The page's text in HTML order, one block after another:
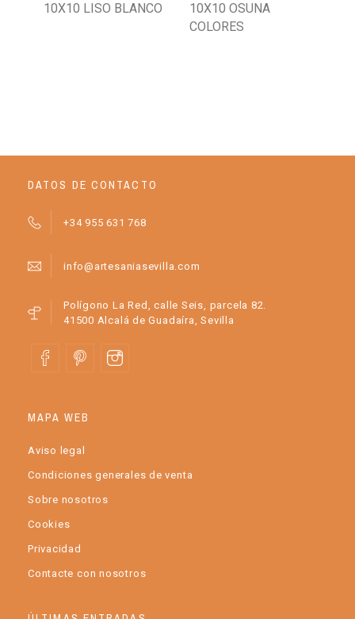
10X10 LISO BLANCO
10X10 OSUNA
COLORES
DATOS DE CONTACTO
+34 955 631 768
info@artesaniasevilla.com
Polígono La Red, calle Seis, parcela 82.
41500 Alcalá de Guadaíra, Sevilla
MAPA WEB
Aviso legal
Condiciones generales de venta
Sobre nosotros
Cookies
Privacidad
Contacte con nosotros